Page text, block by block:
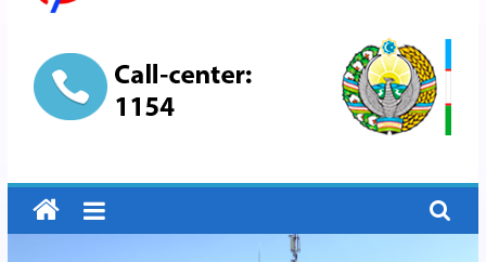
“Buxoro
hududiy
elektr
tarmoqlari